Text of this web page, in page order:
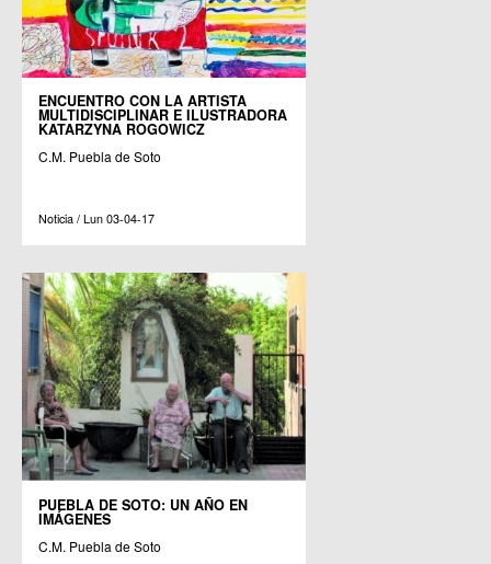
ENCUENTRO CON LA ARTISTA
MULTIDISCIPLINAR E ILUSTRADORA
KATARZYNA ROGOWICZ
C.M. Puebla de Soto
Noticia / Lun 03-04-17
PUEBLA DE SOTO: UN AÑO EN
IMÁGENES
C.M. Puebla de Soto